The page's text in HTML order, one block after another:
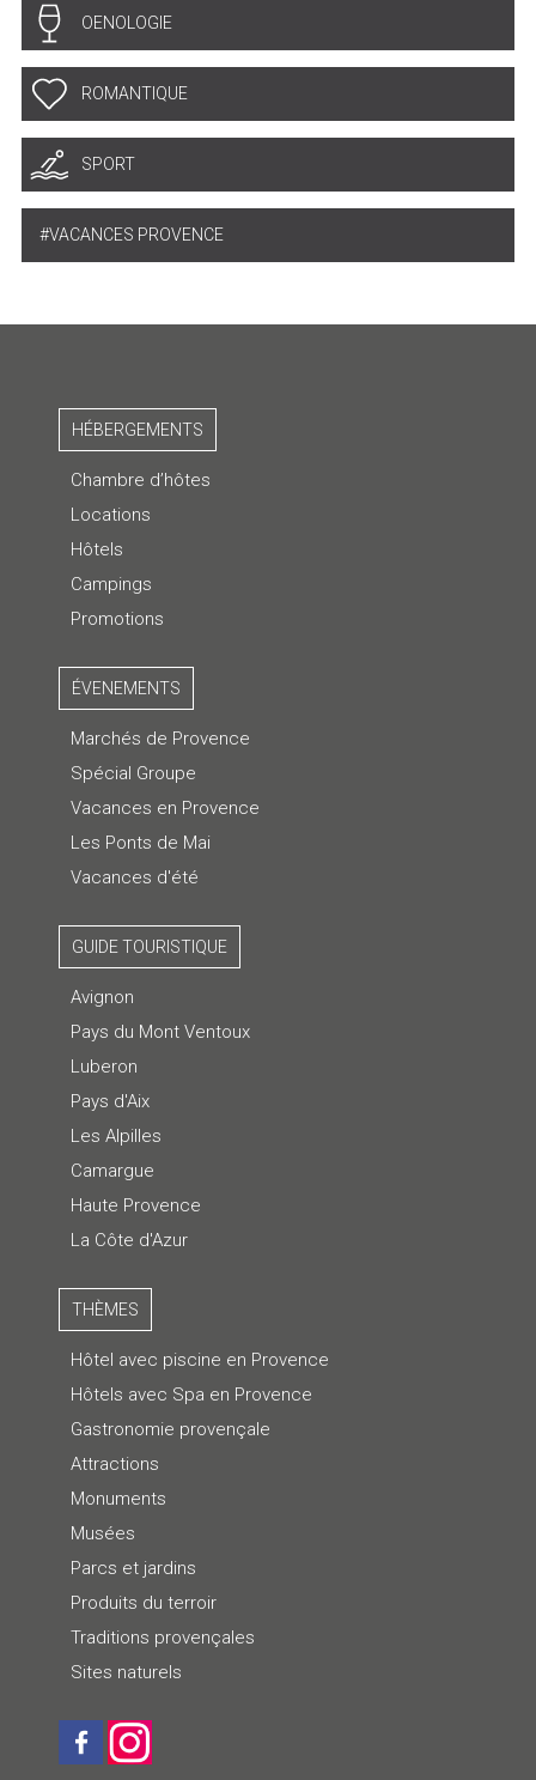
OENOLOGIE
ROMANTIQUE
SPORT
VACANCES PROVENCE
HÉBERGEMENTS
Chambre d’hôtes
Locations
Hôtels
Campings
Promotions
ÉVENEMENTS
Marchés de Provence
Spécial Groupe
Vacances en Provence
Les Ponts de Mai
Vacances d'été
GUIDE TOURISTIQUE
Avignon
Pays du Mont Ventoux
Luberon
Pays d'Aix
Les Alpilles
Camargue
Haute Provence
La Côte d'Azur
THÈMES
Hôtel avec piscine en Provence
Hôtels avec Spa en Provence
Gastronomie provençale
Attractions
Monuments
Musées
Parcs et jardins
Produits du terroir
Traditions provençales
Sites naturels